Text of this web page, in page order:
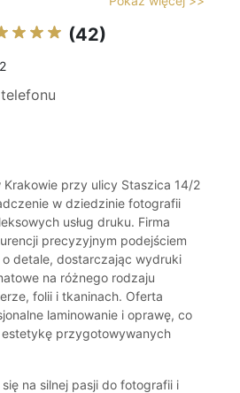
(42)
Krakowie przy ulicy Staszica 14/2
w dziedzinie fotografii
usług druku. Firma
precyzyjnym podejściem
detale, dostarczając wydruki
na różnego rodzaju
folii i tkaninach. Oferta
laminowanie i oprawę, co
estetykę przygotowywanych
na silnej pasji do fotografii i